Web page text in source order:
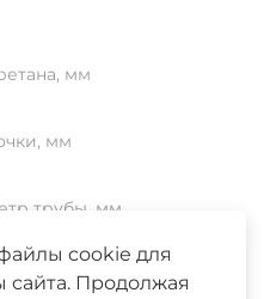
мм
мм
трубы, мм
cookie для
Продолжая